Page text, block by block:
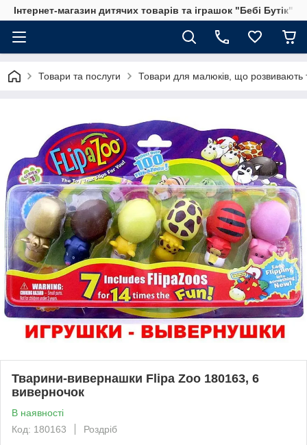
Інтернет-магазин дитячих товарів та іграшок "Бебі Бутік"
Товари та послуги Товари для малюків, що розвивають
Тварини-вивернашки Flipa Zoo 180163, 6
виверночок
В наявності
Код: 180163
Роздріб